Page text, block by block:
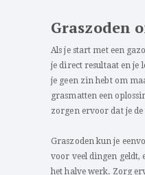
Graszoden
Als je start met een
je direct resultaat en je
je geen zin hebt om
grasmatten een
zorgen ervoor dat je
Graszoden kun je
voor veel dingen geldt,
het halve werk. Zorg